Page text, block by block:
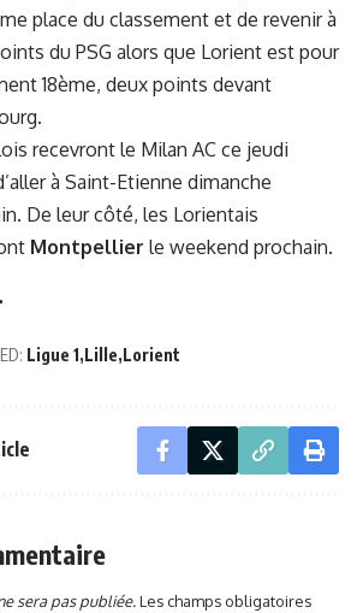
place du classement et de revenir à
du PSG alors que Lorient est pour
18ème, deux points devant
recevront le Milan AC ce jeudi
à Saint-Etienne dimanche
De leur côté, les Lorientais
Montpellier le weekend prochain.
Ligue 1 Lille Lorient
sera pas publiée.Les champs obligatoires